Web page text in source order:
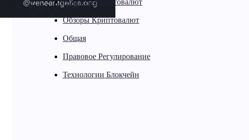
Новости Криптовалют
Обзоры Криптовалют
Общая
Правовое Регулирование
Технологии Блокчейн